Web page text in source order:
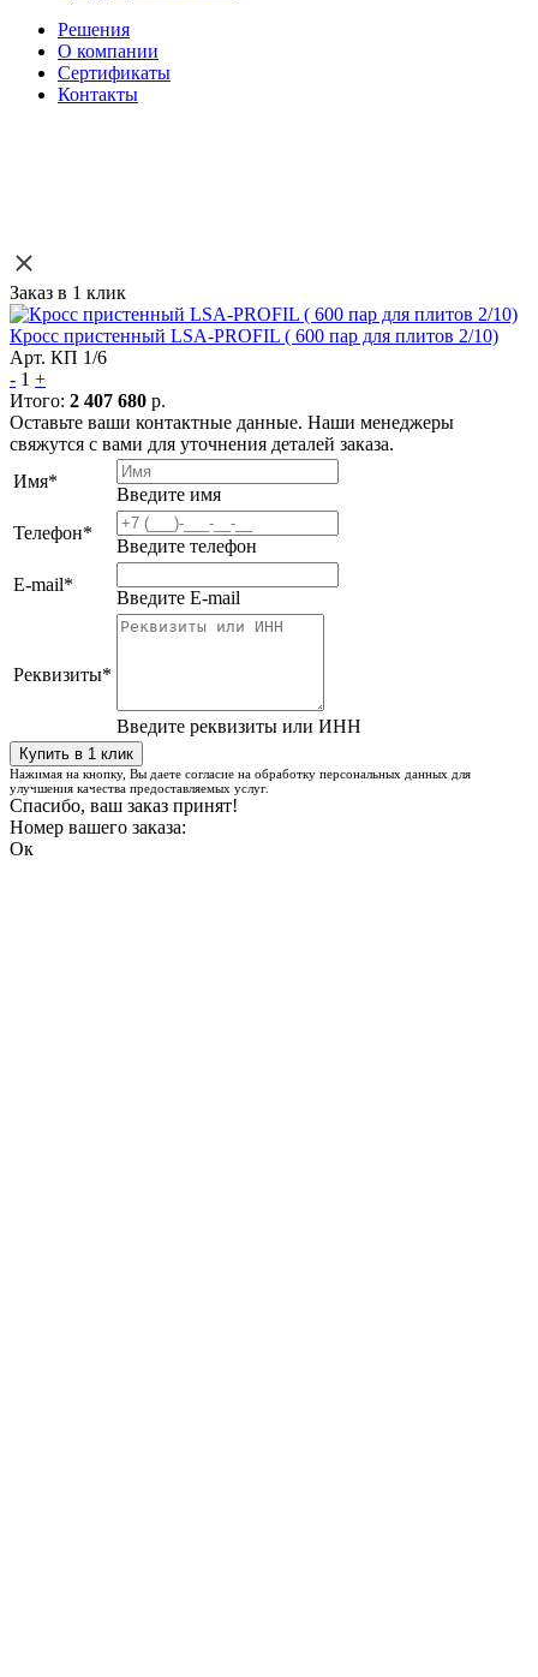
Решения
О компании
Сертификаты
Контакты
Заказ в 1 клик
Кросс пристенный LSA-PROFIL ( 600 пар для плитов 2/10)
Арт. КП 1/6
- 1 +
Итого: 2 407 680 р.
Оставьте ваши контактные данные. Наши менеджеры
свяжутся с вами для уточнения деталей заказа.
Имя*
Введите имя
Телефон*
Введите телефон
E-mail*
Введите E-mail
Реквизиты*
Введите реквизиты или ИНН
Нажимая на кнопку, Вы даете согласие на обработку персональных данных для
улучшения качества предоставляемых услуг.
Спасибо, ваш заказ принят!
Номер вашего заказа:
Ок